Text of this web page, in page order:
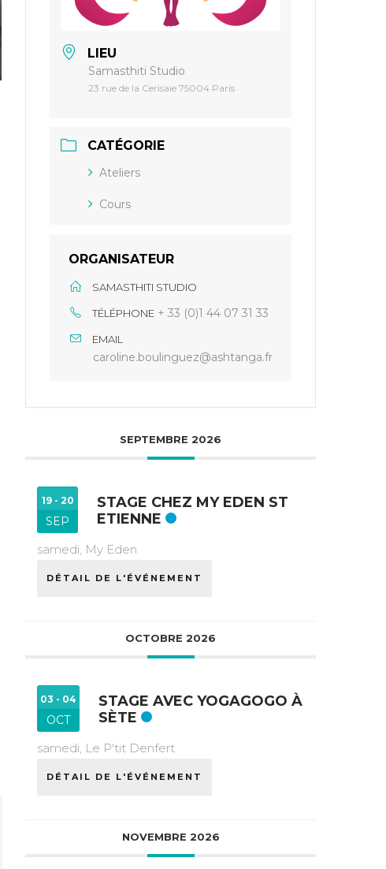
LIEU
Samasthiti Studio
23 rue de la Cerisaie 75004 Paris
CATÉGORIE
Ateliers
Cours
ORGANISATEUR
SAMASTHITI STUDIO
TÉLÉPHONE + 33 (0)1 44 07 31 33
EMAIL
caroline.boulinguez@ashtanga.fr
SEPTEMBRE 2026
19 - 20
SEP
STAGE CHEZ MY EDEN ST
ETIENNE
samedi, My Eden
DÉTAIL DE L'ÉVÉNEMENT
OCTOBRE 2026
03 - 04
OCT
STAGE AVEC YOGAGOGO À
SÈTE
samedi, Le P'tit Denfert
DÉTAIL DE L'ÉVÉNEMENT
NOVEMBRE 2026